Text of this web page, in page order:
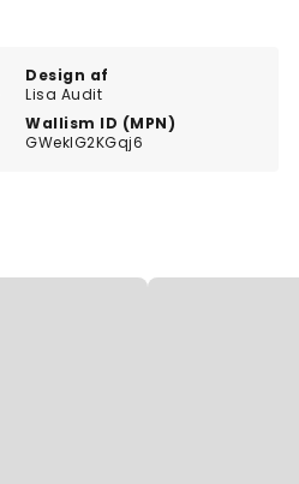
Design af
Lisa Audit
Wallism ID (MPN)
GWeklG2KGqj6